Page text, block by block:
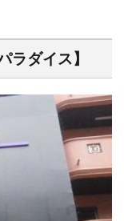
ラダイス】